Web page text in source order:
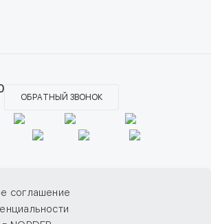
ОБРАТНЫЙ ЗВОНОК
соглашение